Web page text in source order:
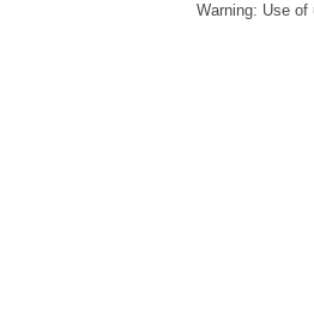
Warning: Use of